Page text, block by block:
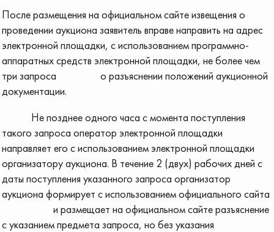
После размещения на официальном сайте извещения о
проведении аукциона заявитель вправе направить на адрес
электронной площадки, с использованием программно-
аппаратных средств электронной площадки, не более чем
три запроса о разъяснении положений аукционной
документации.
Не позднее одного часа с момента поступления
такого запроса оператор электронной площадки
направляет его с использованием электронной площадки
организатору аукциона. В течение 2 (двух) рабочих дней с
даты поступления указанного запроса организатор
аукциона формирует с использованием официального сайта
и размещает на официальном сайте разъяснение
с указанием предмета запроса, но без указания